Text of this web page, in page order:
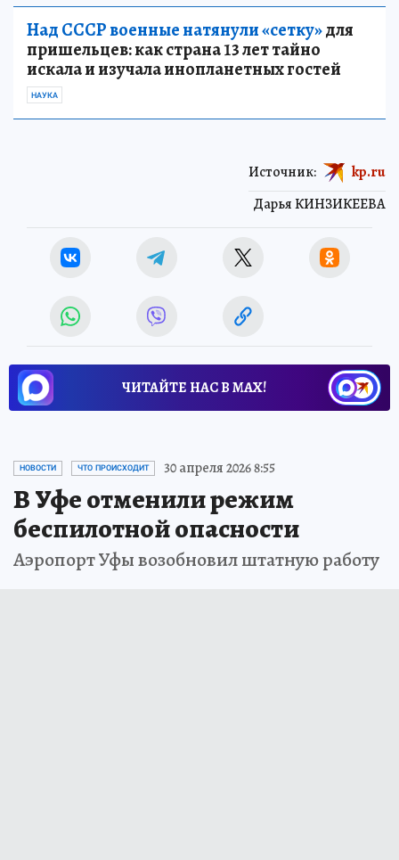
Над СССР военные натянули «сетку»для
пришельцев: как страна 13 лет тайно
искала и изучала инопланетных гостей
НАУКА
Дарья КИНЗИКЕЕВА
Источник: kp.ru
ЧИТАЙТЕ НАС В МАХ!
НОВОСТИ ЧТО ПРОИСХОДИТ 30 апреля 2026 8:55
В Уфе отменили режим
беспилотной опасности
Аэропорт Уфы возобновил штатную работу